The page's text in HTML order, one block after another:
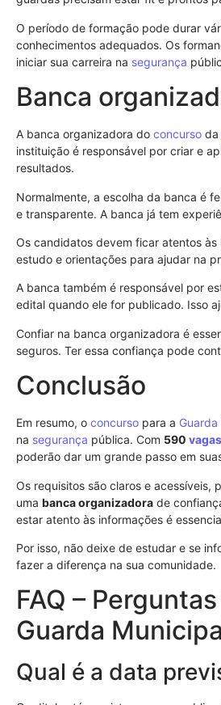
O período de formação pode durar
conhecimentos adequados. Os
iniciar sua carreira na segurança
Banca
A banca organizadora do concurso da
instituição é responsável por criar e
resultados.
Normalmente, a escolha da banca é
e transparente. A banca já tem
Os candidatos devem ficar atentos
estudo e orientações para ajudar na
A banca também é responsável por
edital quando ele for publicado. Isso
Confiar na banca organizadora é
seguros. Ter essa confiança pode
Conclusão
Em resumo, o concurso para a
na segurança pública. Com 590 vagas
poderão dar um grande passo em
Os requisitos são claros e acessíveis,
uma banca organizadora de
estar atento às informações é
Por isso, não deixe de estudar e se
fazer a diferença na sua comunidade.
FAQ –
Guarda
Qual é a data